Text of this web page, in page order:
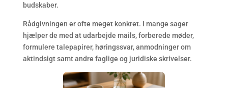
budskaber.
Rådgivningen er ofte meget konkret. I mange sager
hjælper de med at udarbejde mails, forberede møder,
formulere talepapirer, høringssvar, anmodninger om
aktindsigt samt andre faglige og juridiske skrivelser.